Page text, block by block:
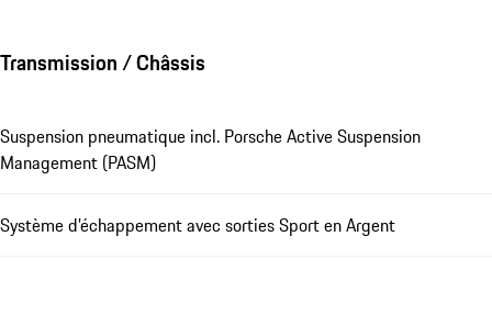
Transmission / Châssis
Suspension pneumatique incl. Porsche Active Suspension
Management (PASM)
Système d’échappement avec sorties Sport en Argent